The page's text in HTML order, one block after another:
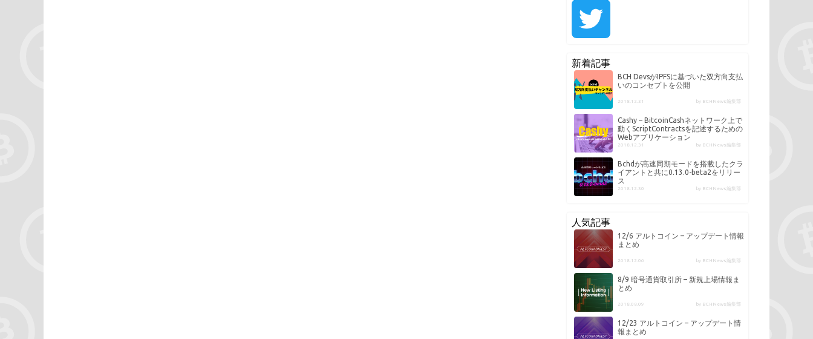
新着記事
BCH DevsがIPFSに基づいた双方向支払
いのコンセプトを公開
2018.12.31 by BCHNews編集部
Cashy – BitcoinCashネットワーク上で
動くScriptContractsを記述するための
Webアプリケーション
2018.12.31 by BCHNews編集部
Bchdが高速同期モードを搭載したクラ
イアントと共に0.13.0-beta2をリリー
ス
2018.12.30 by BCHNews編集部
人気記事
12/6 アルトコイン – アップデート情報
まとめ
2018.12.06 by BCHNews編集部
8/9 暗号通貨取引所 – 新規上場情報ま
とめ
2018.08.09 by BCHNews編集部
12/23 アルトコイン – アップデート情
報まとめ